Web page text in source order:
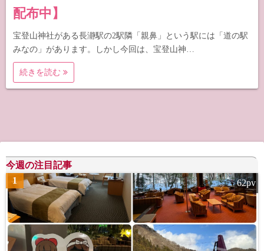
配布中】
宝登山神社がある長瀞駅の2駅隣「親鼻」という駅には「道の駅
みなの」があります。しかし今回は、宝登山神…
続きを読む
今週の注目記事
1
62pv